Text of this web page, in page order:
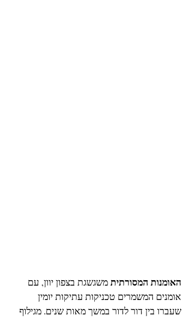
האומנות המסורתית משגשגת בצפון יוון, עם
אומנים המשמרים טכניקות עתיקות יומין
שעברו בין דור לדור במשך מאות שנים. מגילוף